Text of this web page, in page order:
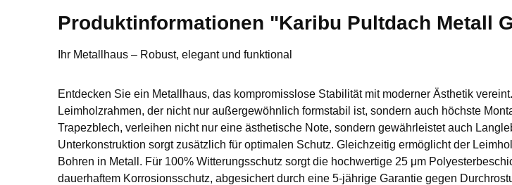
Produktinformationen "Karibu Pultdach Metall
Ihr Metallhaus – Robust, elegant und funktional
Entdecken Sie ein Metallhaus, das kompromisslose Stabilität mit moderner Ästhetik
Leimholzrahmen, der nicht nur außergewöhnlich formstabil ist, sondern auch höchste
Trapezblech, verleihen nicht nur eine ästhetische Note, sondern gewährleistet auch
Unterkonstruktion sorgt zusätzlich für optimalen Schutz. Gleichzeitig ermöglicht der
Bohren in Metall. Für 100% Witterungsschutz sorgt die hochwertige 25 μm
dauerhaftem Korrosionsschutz, abgesichert durch eine 5-jährige Garantie gegen